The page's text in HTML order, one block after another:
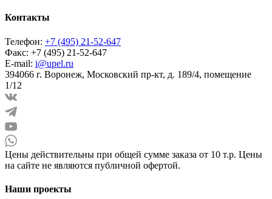
Контакты
Телефон: +7 (495) 21-52-647
Факс: +7 (495) 21-52-647
E-mail: i@upel.ru
394066 г. Воронеж, Московский пр-кт, д. 189/4, помещение
1/12
Цены действительны при общей сумме заказа от 10 т.р. Цены
на сайте не являются публичной офертой.
Наши проекты